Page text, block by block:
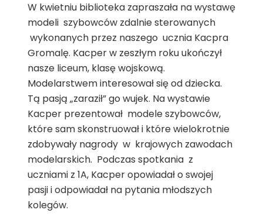
W kwietniu biblioteka zapraszała na wystawę
modeli szybowców zdalnie sterowanych
wykonanych przez naszego ucznia Kacpra
Gromalę. Kacper w zeszłym roku ukończył
nasze liceum, klasę wojskową.
Modelarstwem interesował się od dziecka.
Tą pasją „zaraził” go wujek. Na wystawie
Kacper prezentował modele szybowców,
które sam skonstruował i które wielokrotnie
zdobywały nagrody w krajowych zawodach
modelarskich. Podczas spotkania z
uczniami z 1A, Kacper opowiadał o swojej
pasji i odpowiadał na pytania młodszych
kolegów.